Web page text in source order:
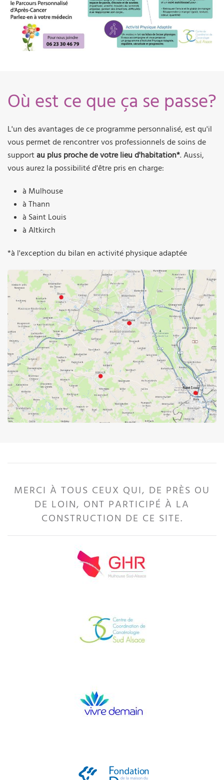
Où est ce que ça se passe?
L'un des avantages de ce programme personnalisé, est qu'il
vous permet de rencontrer vos professionnels de soins de
supportau plus proche de votre lieu d'habitation*. Aussi,
vous aurez la possibilité d'être pris en charge:
à Mulhouse
à Thann
à Saint Louis
à Altkirch
*à l'exception du bilan en activité physique adaptée
MERCI À TOUS CEUX QUI, DE PRÈS OU
DE LOIN, ONT PARTICIPÉ À LA
CONSTRUCTION DE CE SITE.